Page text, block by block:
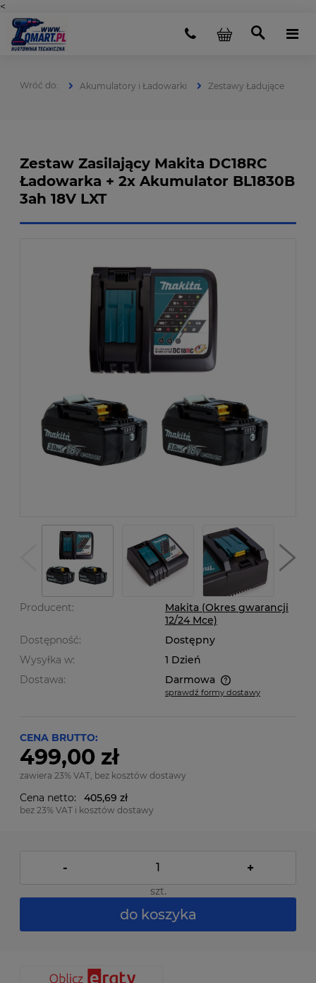
<
Akumulatory i Ładowarki Zestawy Ładujące
Zestaw Zasilający Makita DC18RC
Ładowarka + 2x Akumulator BL1830B
3ah 18V LXT
Producent:
Makita (Okres gwarancji
12/24 Mce)
Dostępność:
Dostępny
Wysyłka w:
1 Dzień
Dostawa:
Darmowa
Cena nie zawiera ewentualnych kosztów płatności
sprawdź formy dostawy
CENA BRUTTO:
499,00 zł
zawiera 23% VAT, bez kosztów dostawy
Cena netto: 405,69 zł
bez 23% VAT i kosztów dostawy
- +
szt.
do koszyka